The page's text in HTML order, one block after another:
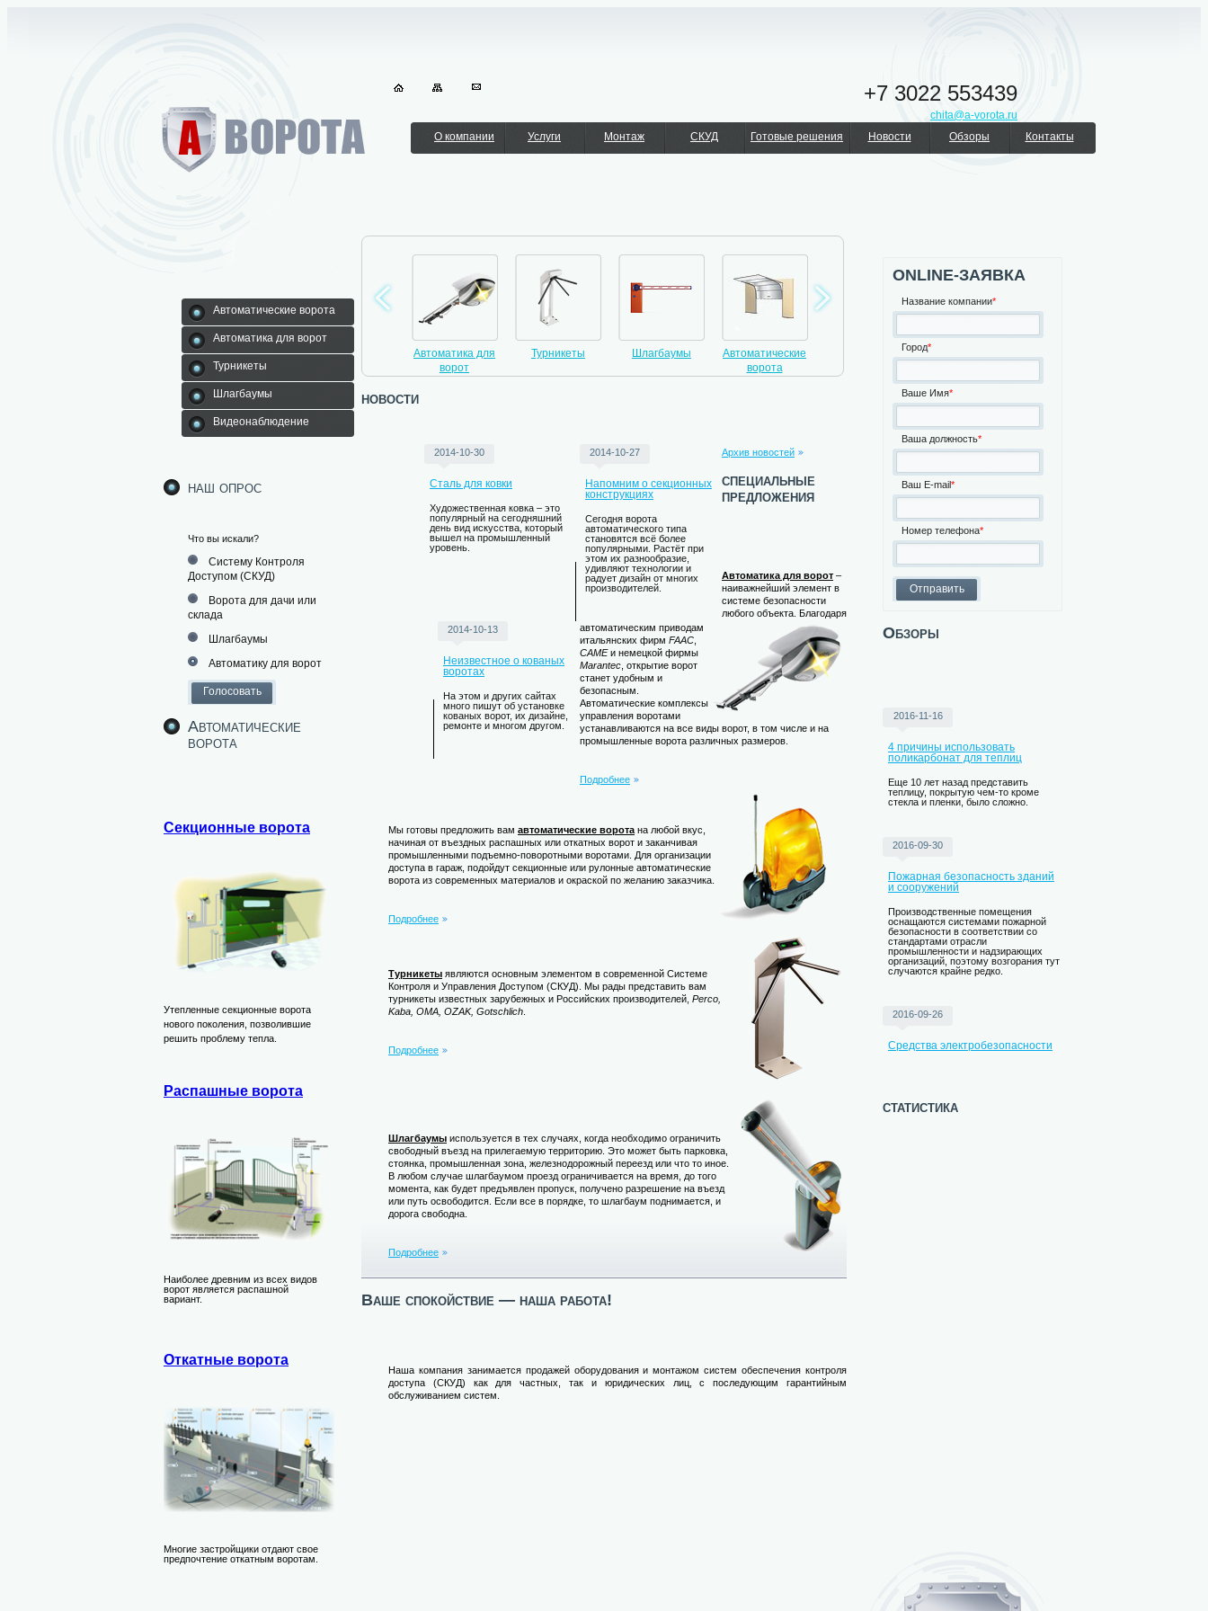
+7 3022 553439
chita@a-vorota.ru
О компании
Услуги Монтаж СКУД Готовые решения Новости Обзоры Контакты
Автоматические ворота
Автоматика для ворот
Турникеты
Шлагбаумы
Видеонаблюдение
наш опрос
Что вы искали?
Систему Контроля
Доступом (СКУД)
Ворота для дачи или
склада
Шлагбаумы
Автоматику для ворот
Автоматические
ворота
Секционные ворота
Утепленные секционные ворота
нового поколения, позволившие
решить проблему тепла.
Распашные ворота
Наиболее древним из всех видов
ворот является распашной
вариант.
Откатные ворота
Многие застройщики отдают свое
предпочтение откатным воротам.
Шлагбаумы
Автоматические
Автоматика для
ворот
Турникеты Шлагбаумы
Автоматические
ворота
Автоматика для
новости
2014-10-30
Сталь для ковки
Художественная ковка – это
популярный на сегодняшний
день вид искусства, который
вышел на промышленный
уровень.
2014-10-27
Напомним о секционных
конструкциях
Сегодня ворота
автоматического типа
становятся всё более
популярными. Растёт при
этом их разнообразие,
удивляют технологии и
радует дизайн от многих
производителей.
2014-10-13
Неизвестное о кованых
воротах
На этом и других сайтах
много пишут об установке
кованых ворот, их дизайне,
ремонте и многом другом.
Архив новостей
специальные
предложения
Автоматика для ворот –
наиважнейший элемент в
системе безопасности
любого объекта. Благодаря
автоматическим приводам
итальянских фирм FAAC
CAMEи немецкой фирмы
Marantec , открытие ворот
станет удобным и
безопасным.
Автоматические комплексы
управления воротами
устанавливаются на все виды ворот, в том числе и на
промышленные ворота различных размеров.
Подробнее
Мы готовы предложить вам автоматические ворота на любой вкус,
начиная от въездных распашных или откатных ворот и заканчивая
промышленными подъемно-поворотными воротами. Для организации
доступа в гараж, подойдут секционные или рулонные автоматические
ворота из современных материалов и окраской по желанию заказчика.
Подробнее
Турникеты являются основным элементом в современной Системе
Контроля и Управления Доступом (СКУД). Мы рады представить вам
турникеты известных зарубежных и Российских производителей, Perco,
Kaba, OMA, OZAK, Gotschlich
Подробнее
Шлагбаумы используется в тех случаях, когда необходимо ограничить
свободный въезд на прилегаемую территорию. Это может быть парковка,
стоянка, промышленная зона, железнодорожный переезд или что то иное.
В любом случае шлагбаумом проезд ограничивается на время, до того
момента, как будет предъявлен пропуск, получено разрешение на въезд
или путь освободится. Если все в порядке, то шлагбаум поднимается, и
дорога свободна.
Подробнее
Ваше спокойствие — наша работа!
Наша компания занимается продажей оборудования и монтажом систем обеспечения контроля
доступа (СКУД) как для частных, так и юридических лиц, с последующим гарантийным
обслуживанием систем.
ONLINE-ЗАЯВКА
Название компании*
Город*
Ваше Имя*
Ваша должность*
Ваш E-mail*
Номер телефона*
Обзоры
2016-11-16
4 причины использовать
поликарбонат для теплиц
Еще 10 лет назад представить
теплицу, покрытую чем-то кроме
стекла и пленки, было сложно.
2016-09-30
Пожарная безопасность зданий
и сооружений
Производственные помещения
оснащаются системами пожарной
безопасности в соответствии со
стандартами отрасли
промышленности и надзирающих
организаций, поэтому возгорания тут
случаются крайне редко.
2016-09-26
Средства электробезопасности
статистика